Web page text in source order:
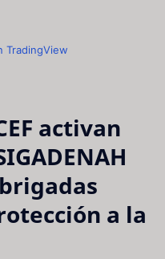
TradingView
activan
a la